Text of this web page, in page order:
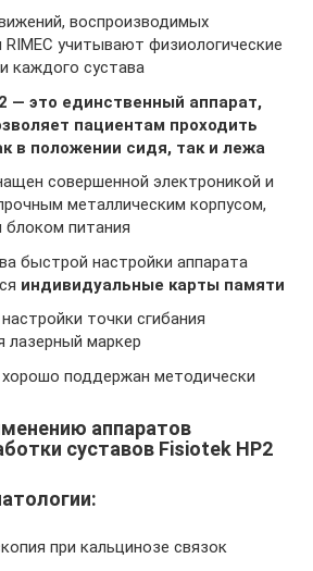
воспроизводимых
учитывают физиологические
каждого сустава
— это единственный аппарат,
пациентам проходить
в положении сидя, так и лежа
совершенной электроникой и
металлическим корпусом,
питания
быстрой настройки аппарата
индивидуальные карты памяти
точки сгибания
лазерный маркер
хорошо поддержан методически
аппаратов
суставов Fisiotek HP2
при кальцинозе связок